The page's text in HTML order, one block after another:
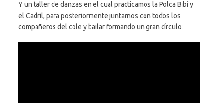
Y un taller de danzas en el cual practicamos la Polca Bibí y
el Cadril, para posteriormente juntarnos con todos los
compañeros del cole y bailar formando un gran círculo: